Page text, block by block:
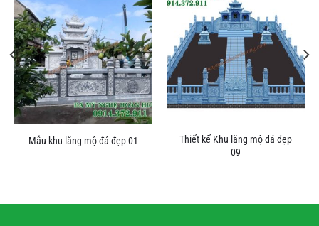
Mẫu khu lăng mộ đá đẹp 01
Thiết kế Khu lăng mộ đá đẹp
09